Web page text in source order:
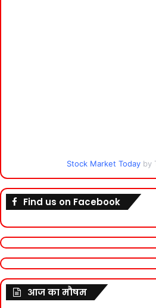
Stock Market Today by
Find us on Facebook
आज का मौषम